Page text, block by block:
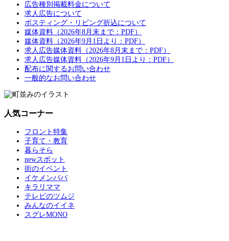
広告種別掲載料金について
求人広告について
ポスティング・リビング折込について
媒体資料（2026年8月末まで：PDF）
媒体資料（2026年9月1日より：PDF）
求人広告媒体資料（2026年8月末まで：PDF）
求人広告媒体資料（2026年9月1日より：PDF）
配布に関するお問い合わせ
一般的なお問い合わせ
人気コーナー
フロント特集
子育て・教育
暮らそら
newスポット
街のイベント
イケメンパパ
キラリママ
テレビのツムジ
みんなのイイネ
スグレMONO